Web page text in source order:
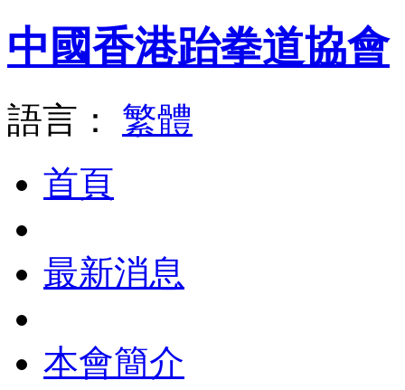
中國香港跆拳道協會
語言： 繁體
首頁
最新消息
本會簡介